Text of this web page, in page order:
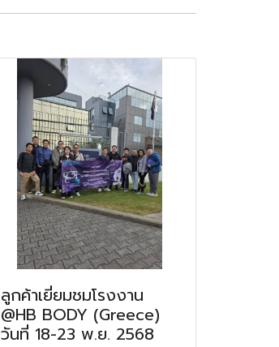
ลูกค้าเยี่ยมชมโรงงาน
@HB BODY (Greece)
วันที่ 18-23 พ.ย. 2568